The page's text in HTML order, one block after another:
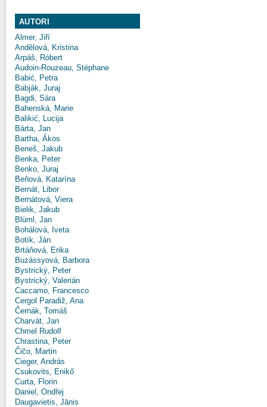
AUTORI
Almer, Jiří
Andělová, Kristina
Arpáš, Róbert
Audoin-Rouzeau, Stéphane
Babić, Petra
Babják, Juraj
Bagdi, Sára
Bahenská, Marie
Balikić, Lucija
Bárta, Jan
Bartha, Ákos
Beneš, Jakub
Benka, Peter
Benko, Juraj
Beňová, Katarína
Bernát, Libor
Bernátová, Viera
Bielik, Jakub
Blüml, Jan
Bohálová, Iveta
Botík, Ján
Brtáňová, Erika
Buzássyová, Barbora
Bystrický, Peter
Bystrický, Valerián
Caccamo, Francesco
Cergol Paradiž, Ana
Černák, Tomáš
Charvát, Jan
Chmel Rudolf
Chrastina, Peter
Čičo, Martin
Cieger, András
Csukovits, Enikő
Curta, Florin
Daniel, Ondřej
Daugavietis, Jānis